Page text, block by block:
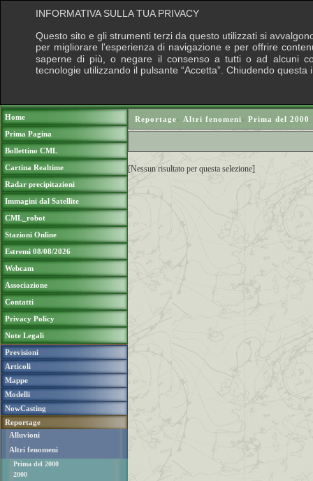
Home
Prima Pagina
Bollettino CML
Cartina Realtime
Radar precipitazioni
Immagini dal Satellite
CML_robot
Stazioni Online
Estremi 08/08/2026
Webcam
Associazione
Contatti
Privacy Policy
Note Legali
Previsioni
Articoli
Mappe
Modelli
NowCasting
Reportage
Alluvioni
Altri fenomeni
Prima del 2000
2000
Reportage› Altri fenomeni› Prima del 2000
[Nessun risultato per questa selezione]
INFORMATIVA SULLA TUA PRIVACY
Questo sito e gli strumenti terzi da questo utilizzati si
per migliorare l'esperienza di navigazione e per offrire
saperne di più, o negare il consenso a tutti o ad alcuni
tecnologie utilizzando il pulsante “Accetta”. Chiudendo